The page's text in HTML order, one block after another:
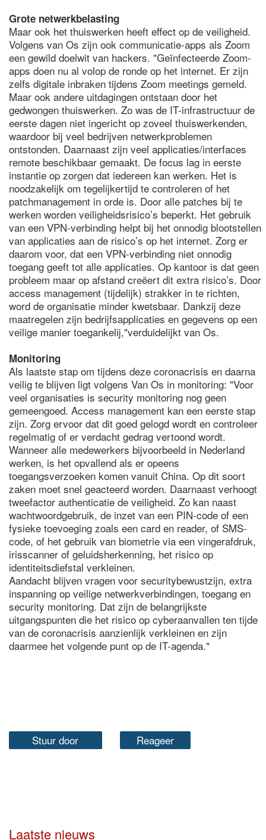
Grote netwerkbelasting
Maar ook het thuiswerken heeft effect op de veiligheid.
Volgens van Os zijn ook communicatie-apps als Zoom
een gewild doelwit van hackers. "Geïnfecteerde Zoom-
apps doen nu al volop de ronde op het internet. Er zijn
zelfs digitale inbraken tijdens Zoom meetings gemeld.
Maar ook andere uitdagingen ontstaan door het
gedwongen thuiswerken. Zo was de IT-infrastructuur de
eerste dagen niet ingericht op zoveel thuiswerkenden,
waardoor bij veel bedrijven netwerkproblemen
ontstonden. Daarnaast zijn veel applicaties/interfaces
remote beschikbaar gemaakt. De focus lag in eerste
instantie op zorgen dat iedereen kan werken. Het is
noodzakelijk om tegelijkertijd te controleren of het
patchmanagement in orde is. Door alle patches bij te
werken worden veiligheidsrisico’s beperkt. Het gebruik
van een VPN-verbinding helpt bij het onnodig blootstellen
van applicaties aan de risico’s op het internet. Zorg er
daarom voor, dat een VPN-verbinding niet onnodig
toegang geeft tot alle applicaties. Op kantoor is dat geen
probleem maar op afstand creëert dit extra risico’s. Door
access management (tijdelijk) strakker in te richten,
word de organisatie minder kwetsbaar. Dankzij deze
maatregelen zijn bedrijfsapplicaties en gegevens op een
veilige manier toegankelij,"verduidelijkt van Os.
Monitoring
Als laatste stap om tijdens deze coronacrisis en daarna
veilig te blijven ligt volgens Van Os in monitoring: "Voor
veel organisaties is security monitoring nog geen
gemeengoed. Access management kan een eerste stap
zijn. Zorg ervoor dat dit goed gelogd wordt en controleer
regelmatig of er verdacht gedrag vertoond wordt.
Wanneer alle medewerkers bijvoorbeeld in Nederland
werken, is het opvallend als er opeens
toegangsverzoeken komen vanuit China. Op dit soort
zaken moet snel geacteerd worden. Daarnaast verhoogt
tweefactor authenticatie de veiligheid. Zo kan naast
wachtwoordgebruik, de inzet van een PIN-code of een
fysieke toevoeging zoals een card en reader, of SMS-
code, of het gebruik van biometrie via een vingerafdruk,
irisscanner of geluidsherkenning, het risico op
identiteitsdiefstal verkleinen.
Aandacht blijven vragen voor securitybewustzijn, extra
inspanning op veilige netwerkverbindingen, toegang en
security monitoring. Dat zijn de belangrijkste
uitgangspunten die het risico op cyberaanvallen ten tijde
van de coronacrisis aanzienlijk verkleinen en zijn
daarmee het volgende punt op de IT-agenda."
Stuur door Reageer
Laatste nieuws